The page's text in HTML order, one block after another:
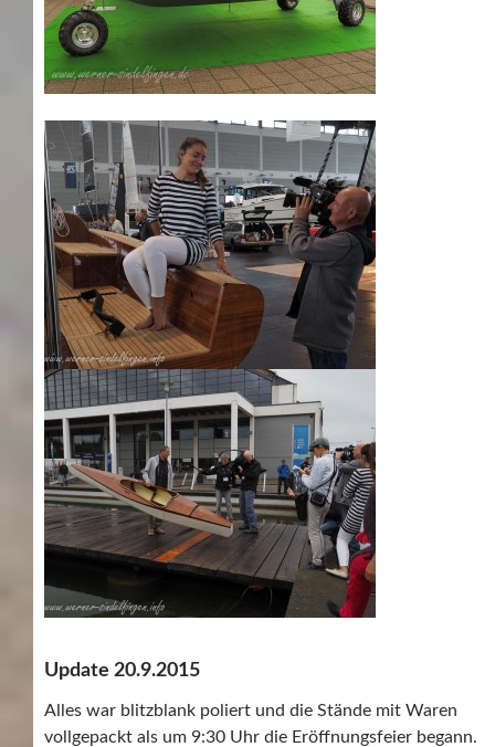
Update 20.9.2015
Alles war blitzblank poliert und die Stände mit Waren
vollgepackt als um 9:30 Uhr die Eröffnungsfeier begann.